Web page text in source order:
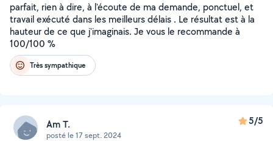
parfait, rien à dire, à l'écoute de ma demande, ponctuel, et
travail exécuté dans les meilleurs délais . Le résultat est à la
hauteur de ce que j'imaginais. Je vous le recommande à
100/100 %
Très sympathique
Am T.
posté le 17 sept. 2024
5/5